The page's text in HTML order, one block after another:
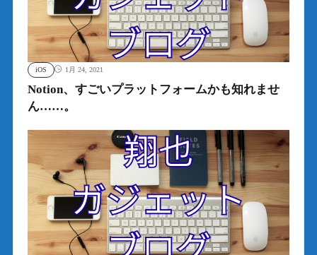
iOS 1月 24, 2021
Notion、すごいプラットフォームかも知れませ
ん……。